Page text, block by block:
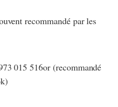
recommandé par les
015 516or (recommandé